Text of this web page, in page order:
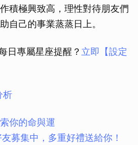
積極興致高，理性對待朋友們
自己的事業蒸蒸日上。
日專屬星座提醒？ 立即【設定
析
你的命與運
募集中，多重好禮送給你！